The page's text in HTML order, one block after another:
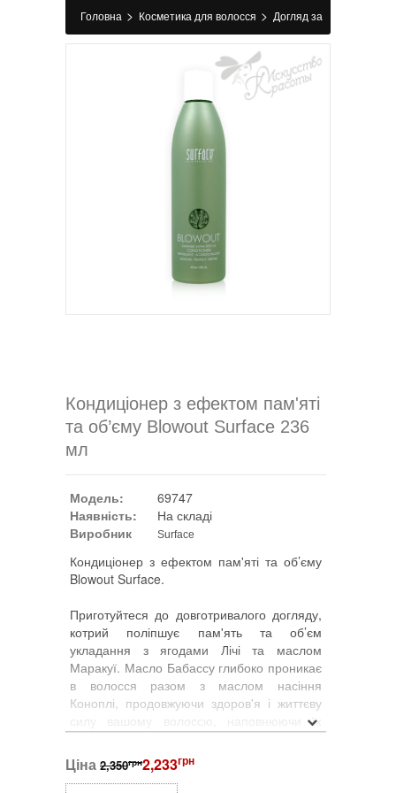
Головна > Косметика для волосся > Догляд за
волоссям>Кондиціонер і бальзам для волосся
Кондиціонер з ефектом пам'яті та об’єму
Blowout Surface 236 мл
Кондиціонер з ефектом пам'яті
та об’єму Blowout Surface 236
мл
Модель:
69747
Наявність:
На складі
Виробник
Surface
Кондиціонер з ефектом пам'яті та об’єму
Blowout Surface.
Приготуйтеся до довготривалого догляду,
котрий поліпшує пам'ять та об’єм
укладання з ягодами Лічі та маслом
Маракуї. Масло Бабассу глибоко проникає
в волосся разом з маслом насіння
Коноплі, продовжуючи здоров'я і життєву
силу вашому волоссю, наповнюючи їх
рослинною вологою та Омега 3, 6, 9.
Використання: після того, як ви змили
Ціна 2,350грн2,233грн